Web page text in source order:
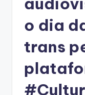
o dia
trans